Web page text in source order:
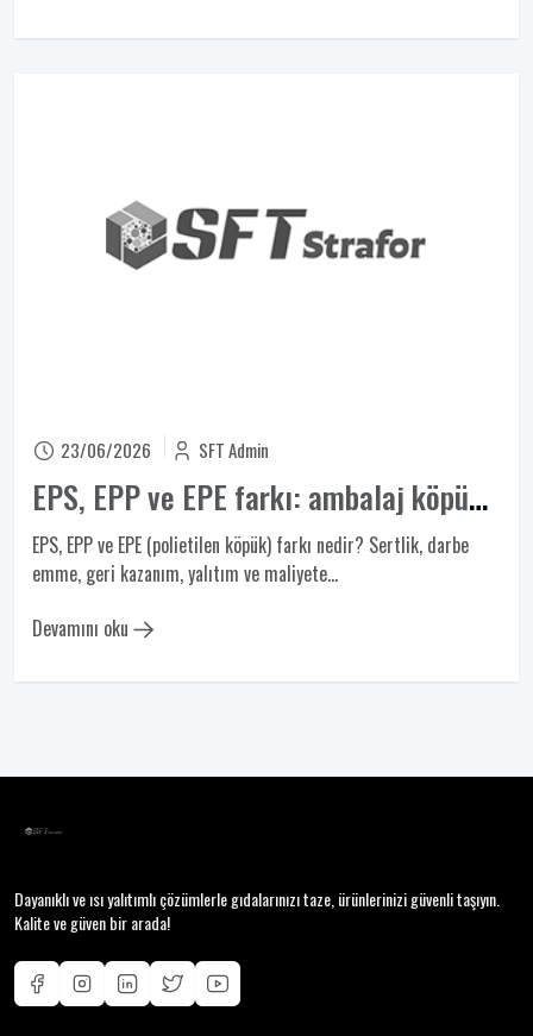
23/06/2026 SFT Admin
EPS, EPP ve EPE farkı: ambalaj köpüğü seçim rehberi
EPS, EPP ve EPE (polietilen köpük) farkı nedir? Sertlik, darbe
emme, geri kazanım, yalıtım ve maliyete...
Devamını oku
Dayanıklı ve ısı yalıtımlı çözümlerle gıdalarınızı taze, ürünlerinizi güvenli taşıyın.
Kalite ve güven bir arada!